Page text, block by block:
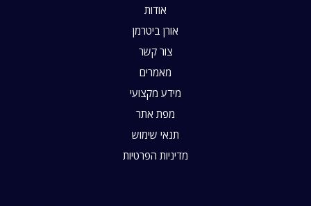
אודות
אורן ביטרמן
צור קשר
מאמרים
מידע מקצועי
מפת אתר
תנאי שימוש
מדיניות הפרטיות